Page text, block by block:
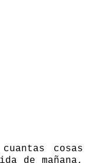
cosas
de mañana,